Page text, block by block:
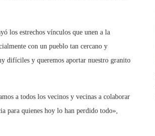
los estrechos vínculos que unen a la
con un pueblo tan cercano y
difíciles y queremos aportar nuestro granito
a todos los vecinos y vecinas a colaborar
para quienes hoy lo han perdido todo»,